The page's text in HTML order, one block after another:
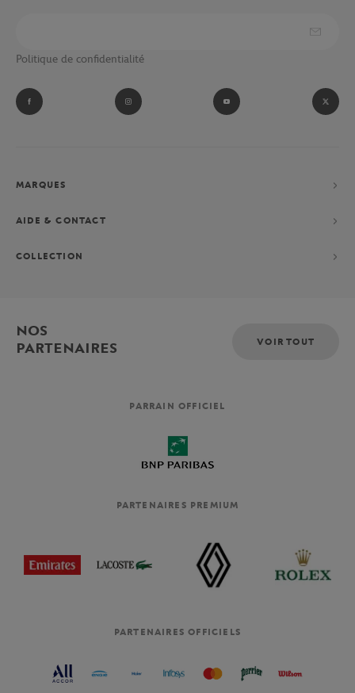
Politique de confidentialité
MARQUES
AIDE & CONTACT
COLLECTION
NOS
PARTENAIRES
VOIR TOUT
PARRAIN OFFICIEL
PARTENAIRES PREMIUM
PARTENAIRES OFFICIELS